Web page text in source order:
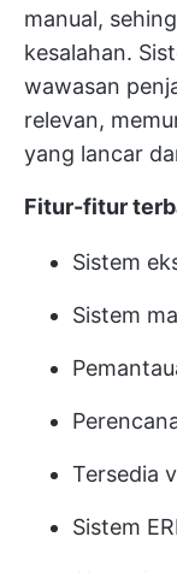
manual,
kesalahan.
wawasan
relevan,
yang lancar
Fitur-fitur
Sistem
Sistem
Tersedia
Sistem